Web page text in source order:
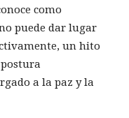
como
puede dar lugar
un hito
a la paz y la